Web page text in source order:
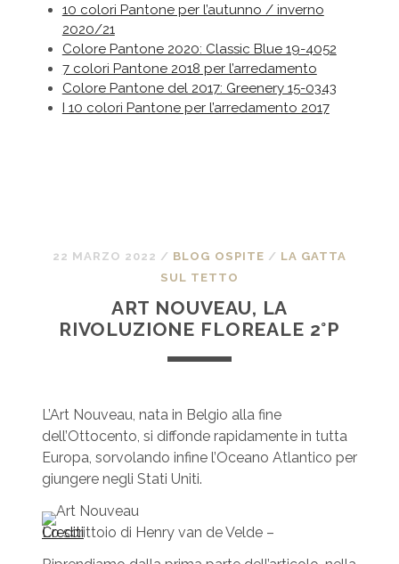
10 colori Pantone per l’autunno / inverno
2020/21
Colore Pantone 2020: Classic Blue 19-4052
7 colori Pantone 2018 per l’arredamento
Colore Pantone del 2017: Greenery 15-0343
I 10 colori Pantone per l’arredamento 2017
22 MARZO 2022 / BLOG OSPITE / LA GATTA
SUL TETTO
ART NOUVEAU, LA
RIVOLUZIONE FLOREALE 2°P
L’Art Nouveau, nata in Belgio alla fine
dell’Ottocento, si diffonde rapidamente in tutta
Europa, sorvolando infine l’Oceano Atlantico per
giungere negli Stati Uniti.
Lo scrittoio di Henry van de Velde –
Crediti